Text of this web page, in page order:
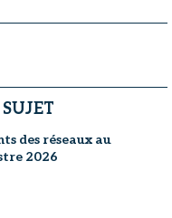
des réseaux au
2026